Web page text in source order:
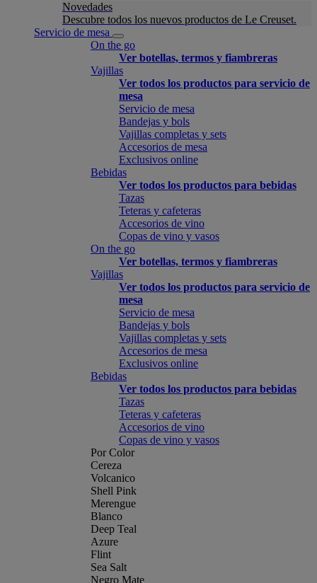
Novedades
Descubre todos los nuevos productos de Le Creuset.
Servicio de mesa
On the go
Ver botellas, termos y fiambreras
Vajillas
Ver todos los productos para servicio de
mesa
Servicio de mesa
Bandejas y bols
Vajillas completas y sets
Accesorios de mesa
Exclusivos online
Bebidas
Ver todos los productos para bebidas
Tazas
Teteras y cafeteras
Accesorios de vino
Copas de vino y vasos
On the go
Ver botellas, termos y fiambreras
Vajillas
Ver todos los productos para servicio de
mesa
Servicio de mesa
Bandejas y bols
Vajillas completas y sets
Accesorios de mesa
Exclusivos online
Bebidas
Ver todos los productos para bebidas
Tazas
Teteras y cafeteras
Accesorios de vino
Copas de vino y vasos
Por Color
Cereza
Volcanico
Shell Pink
Merengue
Blanco
Deep Teal
Azure
Flint
Sea Salt
Negro Mate